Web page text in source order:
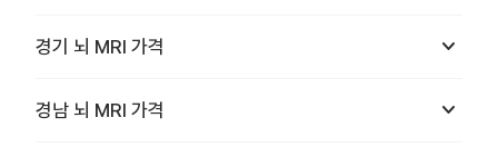
경기 뇌 MRI 가격 keyboard_arrow_down
경남 뇌 MRI 가격 keyboard_arrow_down